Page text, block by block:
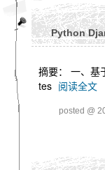
Python
摘要： 一、基
tes 阅读全文
posted @